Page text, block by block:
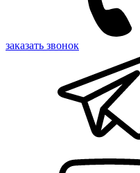
заказать звонок